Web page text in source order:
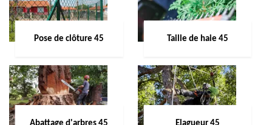
Pose de clôture 45 Taille de haie 45
Abattage d'arbres 45 Elagueur 45